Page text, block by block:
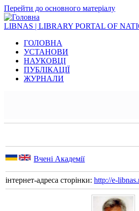
Перейти до основного матеріалу
LIBNAS | LIBRARY PORTAL OF
ГОЛОВНА
УСТАНОВИ
НАУКОВЦІ
ПУБЛІКАЦІЇ
ЖУРНАЛИ
Вчені Академії
інтернет-адреса сторінки: http://e-